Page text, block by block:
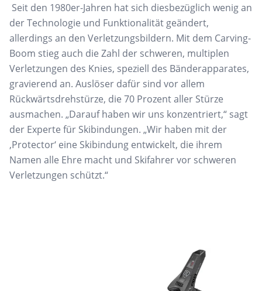
Seit den 1980er-Jahren hat sich diesbezüglich wenig an
der Technologie und Funktionalität geändert,
allerdings an den Verletzungsbildern. Mit dem Carving-
Boom stieg auch die Zahl der schweren, multiplen
Verletzungen des Knies, speziell des Bänderapparates,
gravierend an. Auslöser dafür sind vor allem
Rückwärtsdrehstürze, die 70 Prozent aller Stürze
ausmachen. „Darauf haben wir uns konzentriert,“ sagt
der Experte für Skibindungen. „Wir haben mit der
,Protector‘ eine Skibindung entwickelt, die ihrem
Namen alle Ehre macht und Skifahrervor schweren
Verletzungen schützt.“